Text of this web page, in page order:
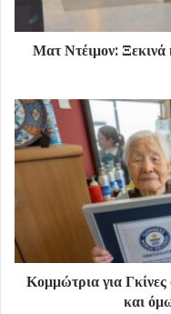
Ματ Ντέιμον: Ξεκινά
Κομμώτρια για
και